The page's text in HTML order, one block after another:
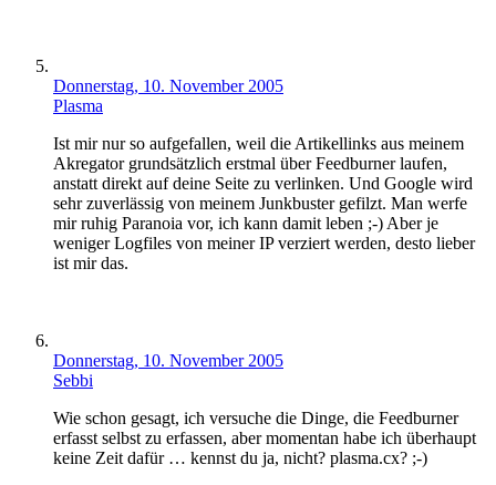
Donnerstag, 10. November 2005
Plasma
Ist mir nur so aufgefallen, weil die Artikellinks aus meinem
Akregator grundsätzlich erstmal über Feedburner laufen,
anstatt direkt auf deine Seite zu verlinken. Und Google wird
sehr zuverlässig von meinem Junkbuster gefilzt. Man werfe
mir ruhig Paranoia vor, ich kann damit leben ;-) Aber je
weniger Logfiles von meiner IP verziert werden, desto lieber
ist mir das.
Donnerstag, 10. November 2005
Sebbi
Wie schon gesagt, ich versuche die Dinge, die Feedburner
erfasst selbst zu erfassen, aber momentan habe ich überhaupt
keine Zeit dafür … kennst du ja, nicht? plasma.cx? ;-)